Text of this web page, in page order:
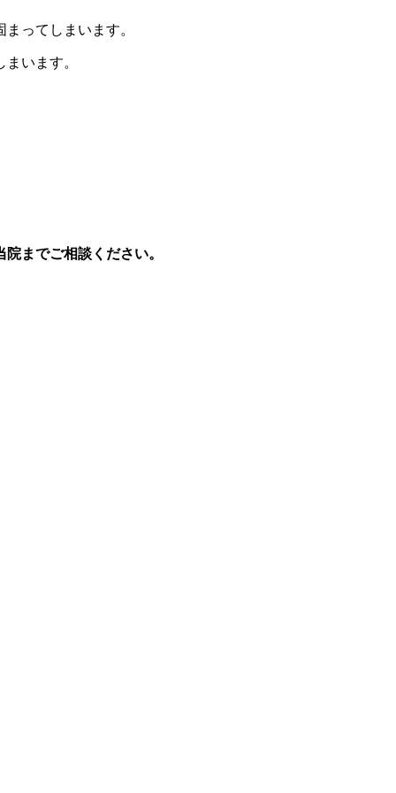
ってしまいます。
います。
までご相談ください。